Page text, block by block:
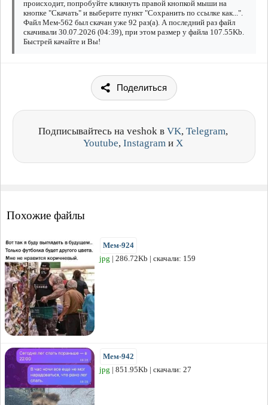
происходит, попробуйте кликнуть правой кнопкой мыши на
кнопке "Скачать" и выберите пункт "Сохранить по ссылке как...".
Файл Мем-562 был скачан уже 92 раз(а). А последний раз файл
скачивали 30.07.2026 (04:39), при этом размер у файла 107.55Kb.
Быстрей качайте и Вы!
Поделиться
Подписывайтесь на veshok в VK, Telegram,
Youtube, Instagram и X
Похожие файлы
Мем-924
jpg | 286.72Kb | скачали: 159
Мем-942
jpg | 851.95Kb | скачали: 27